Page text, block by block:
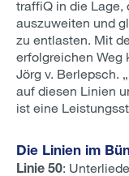
traffiQ in die Lage,
auszuweiten und
zu entlasten. Mit
erfolgreichen Weg
Jörg v. Berlepsch.
auf diesen Linien
ist eine
Die Linien im
Linie 50: